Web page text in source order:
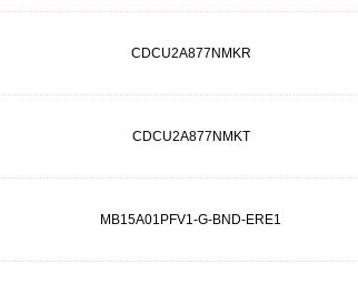
CDCU2A877NMKR
CDCU2A877NMKT
MB15A01PFV1-G-BND-ERE1